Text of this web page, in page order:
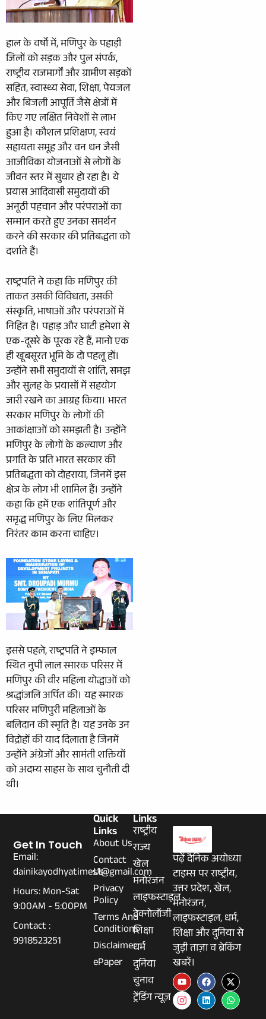
हाल के वर्षों में, मणिपुर के पहाड़ी
जिलों को सड़क और पुल संपर्क,
राष्ट्रीय राजमार्गों और ग्रामीण सड़कों
सहित, स्वास्थ्य सेवा, शिक्षा, पेयजल
और बिजली आपूर्ति जैसे क्षेत्रों में
किए गए लक्षित निवेशों से लाभ
हुआ है। कौशल प्रशिक्षण, स्वयं
सहायता समूह और वन धन जैसी
आजीविका योजनाओं से लोगों के
जीवन स्तर में सुधार हो रहा है। ये
प्रयास आदिवासी समुदायों की
अनूठी पहचान और परंपराओं का
सम्मान करते हुए उनका समर्थन
करने की सरकार की प्रतिबद्धता को
दर्शाते हैं।
राष्ट्रपति ने कहा कि मणिपुर की
ताकत उसकी विविधता, उसकी
संस्कृति, भाषाओं और परंपराओं में
निहित है। पहाड़ और घाटी हमेशा से
एक-दूसरे के पूरक रहे हैं, मानो एक
ही खूबसूरत भूमि के दो पहलू हों।
उन्होंने सभी समुदायों से शांति, समझ
और सुलह के प्रयासों में सहयोग
जारी रखने का आग्रह किया। भारत
सरकार मणिपुर के लोगों की
आकांक्षाओं को समझती है। उन्होंने
मणिपुर के लोगों के कल्याण और
प्रगति के प्रति भारत सरकार की
प्रतिबद्धता को दोहराया, जिनमें इस
क्षेत्र के लोग भी शामिल हैं। उन्होंने
कहा कि हमें एक शांतिपूर्ण और
समृद्ध मणिपुर के लिए मिलकर
निरंतर काम करना चाहिए।
इससे पहले, राष्ट्रपति ने इम्फाल
स्थित नुपी लाल स्मारक परिसर में
मणिपुर की वीर महिला योद्धाओं को
श्रद्धांजलि अर्पित की। यह स्मारक
परिसर मणिपुरी महिलाओं के
बलिदान की स्‍मृति है। यह उनके उन
विद्रोहों की याद दिलाता है जिनमें
उन्होंने अंग्रेजों और सामंती शक्तियों
को अदम्य साहस के साथ चुनौती दी
थी।
पढ़ें दैनिक अयोध्या
टाइम्स पर राष्ट्रीय,
उत्तर प्रदेश, खेल,
मनोरंजन,
लाइफस्टाइल, धर्म,
शिक्षा और दुनिया से
जुड़ी ताज़ा व ब्रेकिंग
खबरें।
Links
राष्ट्रीय
राज्य
खेल
मनोरंजन
लाइफस्टाइल
टेक्नोलॉजी
शिक्षा
धर्म
दुनिया
चुनाव
ट्रेंडिंग न्यूज़
Quick
Links
About Us
Contact
Us
Privacy
Policy
Terms And
Conditions
Disclaimer
ePaper
Get In Touch
Email:
dainikayodhyatimes1@gmail.com
Hours: Mon-Sat
9:00AM - 5:00PM
Contact :
9918523251